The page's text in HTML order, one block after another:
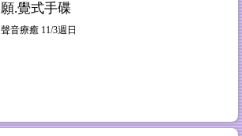
願.覺式手碟
聲音療癒 11/3週日